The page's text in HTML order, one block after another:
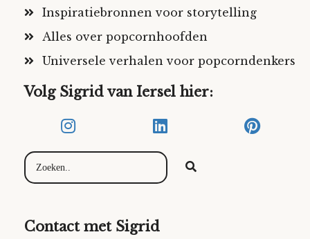
Inspiratiebronnen voor storytelling
Alles over popcornhoofden
Universele verhalen voor popcorndenkers
Volg Sigrid van Iersel hier:
Contact met Sigrid